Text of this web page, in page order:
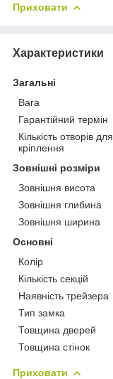
Приховати
Характеристики
Загальні
Вага
Гарантійний термін
Кількість отворів для
кріплення
Зовнішні розміри
Зовнішня висота
Зовнішня глибина
Зовнішня ширина
Основні
Колір
Кількість секцій
Наявність трейзера
Тип замка
Товщина дверей
Товщина стінок
Приховати